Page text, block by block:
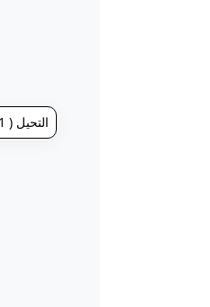
# التحيل ( 681 )